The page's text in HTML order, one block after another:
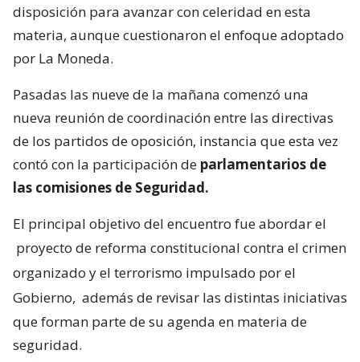
disposición para avanzar con celeridad en esta
materia, aunque cuestionaron el enfoque adoptado
por La Moneda.
Pasadas las nueve de la mañana comenzó una
nueva reunión de coordinación entre las directivas
de los partidos de oposición, instancia que esta vez
contó con la participación de parlamentarios de
las comisiones de Seguridad.
El principal objetivo del encuentro fue abordar el
proyecto de reforma constitucional contra el crimen
organizado y el terrorismo impulsado por el
Gobierno, además de revisar las distintas iniciativas
que forman parte de su agenda en materia de
seguridad.